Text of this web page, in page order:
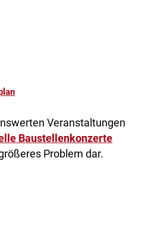
Veranstaltungen
Baustellenkonzerte
Problem dar.